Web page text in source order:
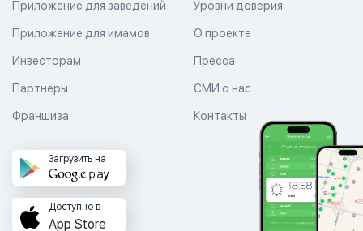
Уровни доверия
Приложение для заведений
Приложение для имамов О проекте
Пресса
СМИ о нас
Контакты
Инвесторам
Партнеры
Франшиза
Загрузить на
Доступно в
App Store